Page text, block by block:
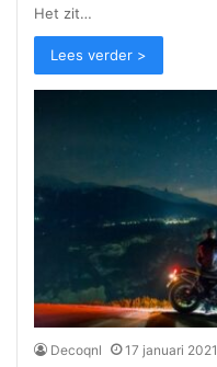
Het zit…
Lees verder >
Decoqnl 17 januari 2021